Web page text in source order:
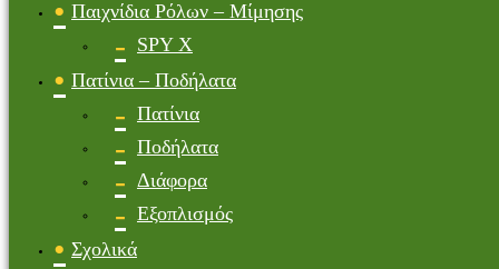
Παιχνίδια Ρόλων – Μίμησης
SPY X
Πατίνια – Ποδήλατα
Πατίνια
Ποδήλατα
Διάφορα
Εξοπλισμός
Σχολικά